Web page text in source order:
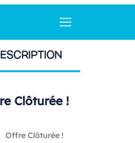
Clôturée !
Offre Clôturée !